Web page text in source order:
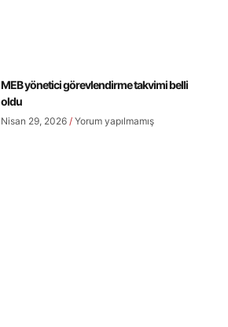
MEB yönetici görevlendirme takvimi belli
oldu
Nisan 29, 2026 Yorum yapılmamış